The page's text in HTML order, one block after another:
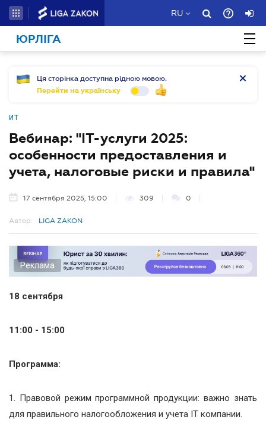
RU
ЮРЛІГА
Ця сторінка доступна рідною мовою.
Перейти на українську
ИТ
Вебинар: "IT-услуги 2025:
особенности предоставления и
учета, налоговые риски и правила"
17 сентября 2025, 15:00 309 0
Автор: LIGA ZAKON
Реклама
18 сентября
11:00 - 15:00
Программа:
1. Правовой режим программной продукции: важно знать
для правильного налогообложения и учета IT компании.